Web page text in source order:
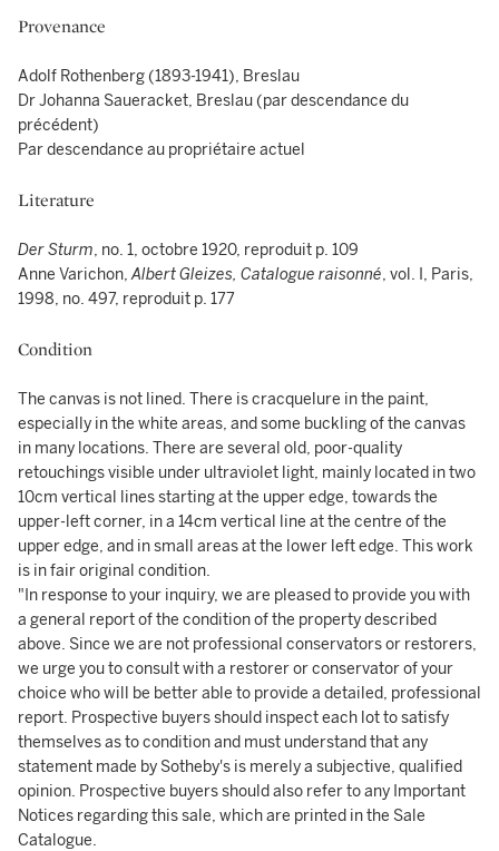
Provenance
Adolf Rothenberg (1893-1941), Breslau
Dr Johanna Saueracket, Breslau (par descendance du
précédent)
Par descendance au propriétaire actuel
Literature
Der Sturm, no. 1, octobre 1920, reproduit p. 109
Anne Varichon,Albert Gleizes, Catalogue raisonné, vol. I, Paris,
1998, no. 497, reproduit p. 177
Condition
The canvas is not lined. There is cracquelure in the paint,
especially in the white areas, and some buckling of the canvas
in many locations. There are several old, poor-quality
retouchings visible under ultraviolet light, mainly located in two
10cm vertical lines starting at the upper edge, towards the
upper-left corner, in a 14cm vertical line at the centre of the
upper edge, and in small areas at the lower left edge. This work
is in fair original condition.
"In response to your inquiry, we are pleased to provide you with
a general report of the condition of the property described
above. Since we are not professional conservators or restorers,
we urge you to consult with a restorer or conservator of your
choice who will be better able to provide a detailed, professional
report. Prospective buyers should inspect each lot to satisfy
themselves as to condition and must understand that any
statement made by Sotheby's is merely a subjective, qualified
opinion. Prospective buyers should also refer to any Important
Notices regarding this sale, which are printed in the Sale
Catalogue.